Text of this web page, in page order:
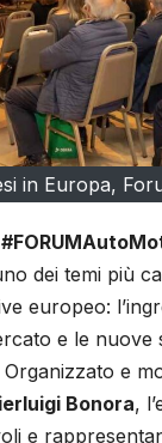
in Europa,
dei temi più
europeo:
e le nuove
Organizzato e
Bonora,
e